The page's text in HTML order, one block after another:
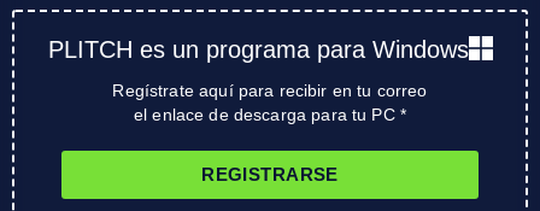
PLITCH es un programa para Windows
Regístrate aquí para recibir en tu correo
el enlace de descarga para tu PC *
REGISTRARSE